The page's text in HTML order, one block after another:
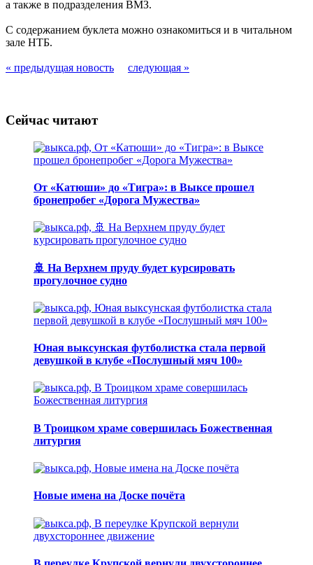
а также в подразделения ВМЗ.
С содержанием буклета можно ознакомиться и в читальном
зале НТБ.
« предыдущая новость следующая »
Сейчас читают
От «Катюши» до «Тигра»: в Выксе прошел
бронепробег «Дорога Мужества»
🚢 На Верхнем пруду будет курсировать
прогулочное судно
Юная выксунская футболистка стала первой
девушкой в клубе «Послушный мяч 100»
В Троицком храме совершилась Божественная
литургия
Новые имена на Доске почёта